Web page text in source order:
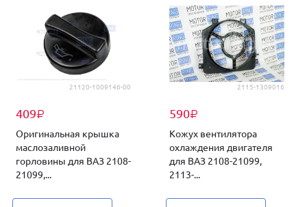
21120-1009146-00
409₽
Оригинальная крышка
маслозаливной
горловины для ВАЗ 2108-
21099,...
2115-1309016
590₽
Кожух вентилятора
охлаждения двигателя
для ВАЗ 2108-21099,
2113-...